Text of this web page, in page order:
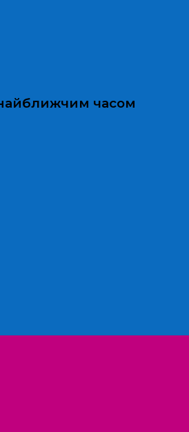
часом